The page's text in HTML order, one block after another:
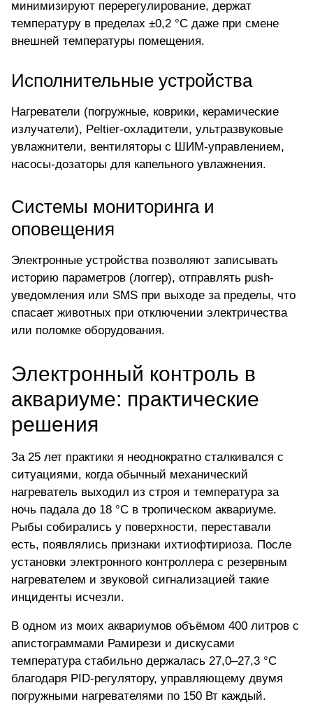
минимизируют перерегулирование, держат
температуру в пределах ±0,2 °C даже при смене
внешней температуры помещения.
Исполнительные устройства
Нагреватели (погружные, коврики, керамические
излучатели), Peltier-охладители, ультразвуковые
увлажнители, вентиляторы с ШИМ-управлением,
насосы-дозаторы для капельного увлажнения.
Системы мониторинга и
оповещения
Электронные устройства позволяют записывать
историю параметров (логгер), отправлять push-
уведомления или SMS при выходе за пределы, что
спасает животных при отключении электричества
или поломке оборудования.
Электронный контроль в
аквариуме: практические
решения
За 25 лет практики я неоднократно сталкивался с
ситуациями, когда обычный механический
нагреватель выходил из строя и температура за
ночь падала до 18 °C в тропическом аквариуме.
Рыбы собирались у поверхности, переставали
есть, появлялись признаки ихтиофтириоза. После
установки электронного контроллера с резервным
нагревателем и звуковой сигнализацией такие
инциденты исчезли.
В одном из моих аквариумов объёмом 400 литров с
апистограммами Рамирези и дискусами
температура стабильно держалась 27,0–27,3 °C
благодаря PID-регулятору, управляющему двумя
погружными нагревателями по 150 Вт каждый.